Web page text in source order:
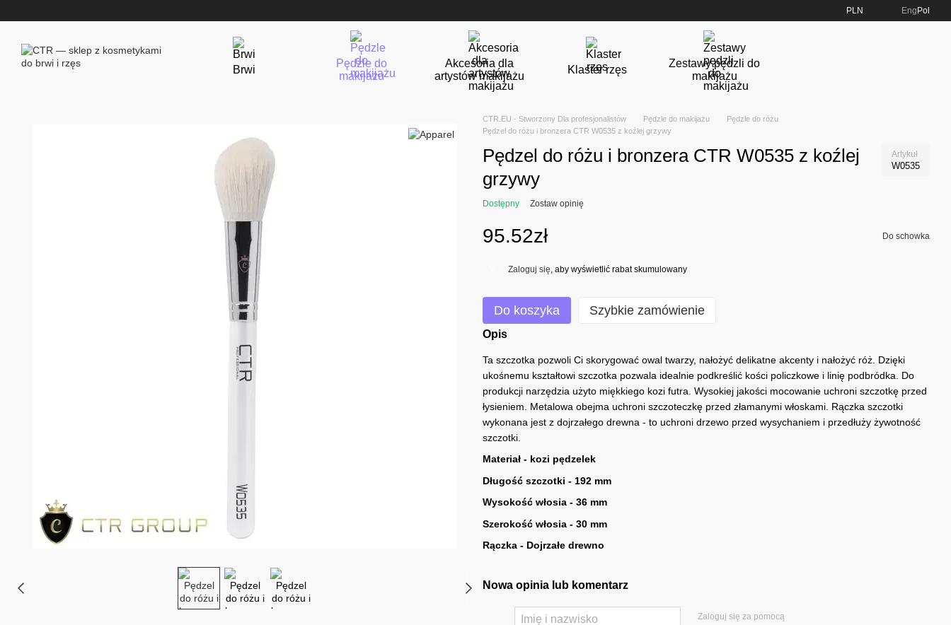
PLN Eng Pol
Brwi
Pędzle do
makijażu
Akcesoria dla
artystów makijażu
Klaster rzęs
Zestawy pędzli do
makijażu
CTR.EU - Stworzony Dla profesjonalistów Pędzle do makijażu
Pędzle do różu
Pędzel do różu i bronzera CTR W0535 z koźlej grzywy
Pędzel do różu i bronzera CTR W0535 z koźlej
grzywy
Artykuł
W0535
Dostępny Zostaw opinię
95.52zł Do schowka
Zaloguj się , aby wyświetlić rabat skumulowany
Do koszyka Szybkie zamówienie
Opis
Ta szczotka pozwoli Ci skorygować owal twarzy, nałożyć delikatne akcenty i nałożyć róż. Dzięki
ukośnemu kształtowi szczotka pozwala idealnie podkreślić kości policzkowe i linię podbródka. Do
produkcji narzędzia użyto miękkiego kozi futra. Wysokiej jakości mocowanie uchroni szczotkę przed
łysieniem. Metalowa obejma uchroni szczoteczkę przed złamanymi włoskami. Rączka szczotki
wykonana jest z dojrzałego drewna - to uchroni drzewo przed wysychaniem i przedłuży żywotność
szczotki.
Materiał - kozi pędzelek
Długość szczotki - 192 mm
Wysokość włosia - 36 mm
Szerokość włosia - 30 mm
Rączka - Dojrzałe drewno
Nowa opinia lub komentarz
Zaloguj się za pomocą